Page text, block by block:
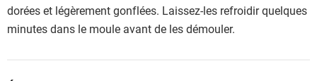
dorées et légèrement gonflées. Laissez-les refroidir quelques
minutes dans le moule avant de les démouler.